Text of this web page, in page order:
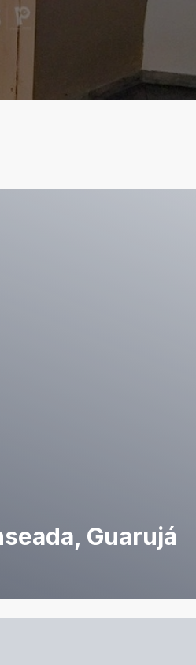
Guarujá